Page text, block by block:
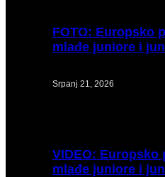
FOTO: Europsko
mlađe juniore i
Srpanj 21, 2026
VIDEO: Europsko
mlađe juniore i